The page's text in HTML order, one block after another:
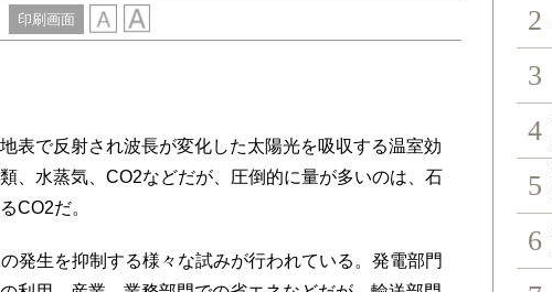
印刷画面
表で反射され波長が変化した太陽光を吸収する温室効
、水蒸気、CO2などだが、圧倒的に量が多いのは、石
CO2だ。
発生を抑制する様々な試みが行われている。発電部門
2
3
4
5
6